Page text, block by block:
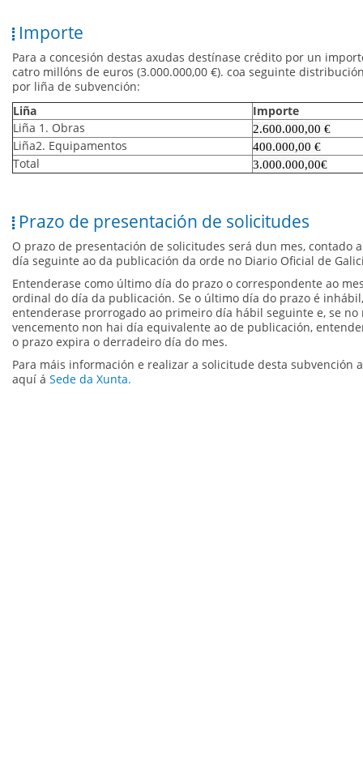
Importe
Para a concesión destas axudas destínase crédito por un
catro millóns de euros (3.000.000,00 €). coa seguinte
por liña de subvención:
Liña
Importe
Liña 1. Obras
2.600.000,00 €
Liña2. Equipamentos 400.000,00 €
Total 3.000.000,00€
Prazo de presentación de solicitudes
O prazo de presentación de solicitudes será dun mes, contado
día seguinte ao da publicación da orde no Diario Oficial de
Entenderase como último día do prazo o correspondente ao
ordinal do día da publicación. Se o último día do prazo é inhábil,
entenderase prorrogado ao primeiro día hábil seguinte e, se no
vencemento non hai día equivalente ao de publicación,
o prazo expira o derradeiro día do mes.
Para máis información e realizar a solicitude desta subvención
aquí á Sede da Xunta.